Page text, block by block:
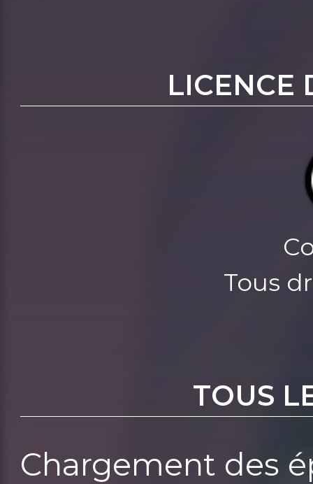
LICENCE
Tous
TOUS
Chargement des